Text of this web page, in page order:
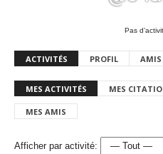
Pas
ACTIVITÉS PROFIL AMIS
MES ACTIVITÉS MES
MES AMIS
Afficher par activité: